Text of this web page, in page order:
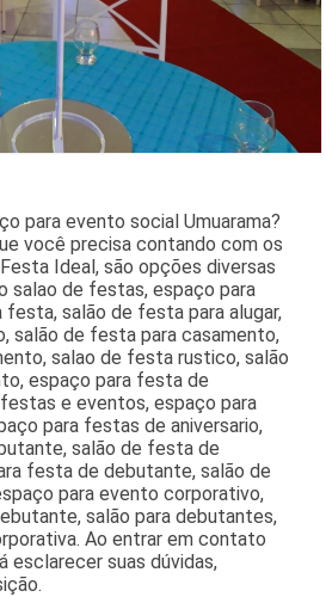
para evento social Umuarama?
você precisa contando com os
Ideal, são opções diversas
salao de festas, espaço para
salão de festa para alugar,
salão de festa para casamento,
salao de festa rustico, salão
espaço para festa de
e eventos, espaço para
para festas de aniversario,
salão de festa de
festa de debutante, salão de
para evento corporativo,
salão para debutantes,
Ao entrar em contato
esclarecer suas dúvidas,